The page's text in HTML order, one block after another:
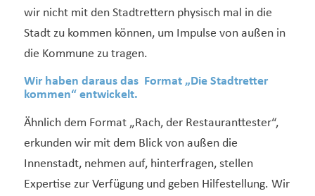
wir nicht mit den Stadtrettern physisch mal in die
Stadt zu kommen können, um Impulse von außen in
die Kommune zu tragen.
Wir haben daraus das Format „Die Stadtretter
kommen“ entwickelt.
Ähnlich dem Format „Rach, der Restauranttester“,
erkunden wir mit dem Blick von außen die
Innenstadt, nehmen auf, hinterfragen, stellen
Expertise zur Verfügung und geben Hilfestellung. Wir